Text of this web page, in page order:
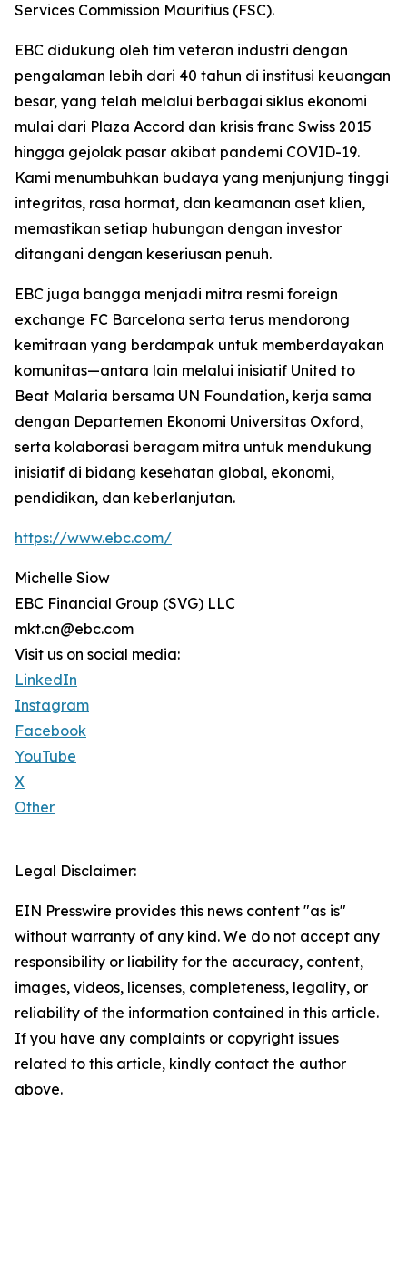
Services Commission Mauritius (FSC).
EBC didukung oleh tim veteran industri dengan
pengalaman lebih dari 40 tahun di institusi keuangan
besar, yang telah melalui berbagai siklus ekonomi
mulai dari Plaza Accord dan krisis franc Swiss 2015
hingga gejolak pasar akibat pandemi COVID-19.
Kami menumbuhkan budaya yang menjunjung tinggi
integritas, rasa hormat, dan keamanan aset klien,
memastikan setiap hubungan dengan investor
ditangani dengan keseriusan penuh.
EBC juga bangga menjadi mitra resmi foreign
exchange FC Barcelona serta terus mendorong
kemitraan yang berdampak untuk memberdayakan
komunitas—antara lain melalui inisiatif United to
Beat Malaria bersama UN Foundation, kerja sama
dengan Departemen Ekonomi Universitas Oxford,
serta kolaborasi beragam mitra untuk mendukung
inisiatif di bidang kesehatan global, ekonomi,
pendidikan, dan keberlanjutan.
https://www.ebc.com/
Michelle Siow
EBC Financial Group (SVG) LLC
mkt.cn@ebc.com
Visit us on social media:
LinkedIn
Instagram
Facebook
YouTube
X
Other
Legal Disclaimer:
EIN Presswire provides this news content "as is"
without warranty of any kind. We do not accept any
responsibility or liability for the accuracy, content,
images, videos, licenses, completeness, legality, or
reliability of the information contained in this article.
If you have any complaints or copyright issues
related to this article, kindly contact the author
above.